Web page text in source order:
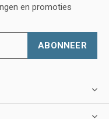
en promoties
ABONNEER